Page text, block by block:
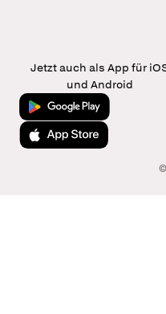
Jetzt auch als App für
und Android
Jetzt bei Google Play
Laden im App Store